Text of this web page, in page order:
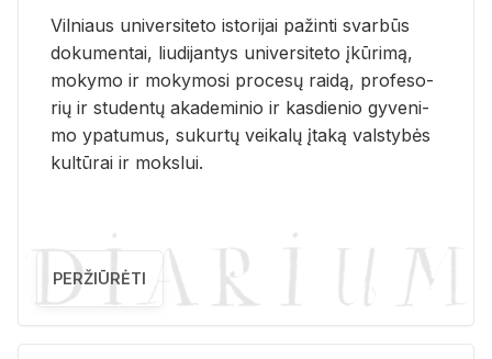
Vil­niaus uni­ver­si­te­to is­to­ri­jai pa­žin­ti svar­būs
do­ku­men­tai, liu­di­jan­tys uni­ver­si­te­to įkū­ri­mą,
mo­ky­mo ir mo­ky­mo­si pro­ce­sų rai­dą, pro­fe­so­
rių ir stu­den­tų aka­de­mi­nio ir kas­die­nio gy­ve­ni­
mo ypa­tu­mus, su­kur­tų vei­ka­lų įta­ką vals­ty­bės
kul­tū­rai ir moks­lui.
PERŽIŪRĖTI